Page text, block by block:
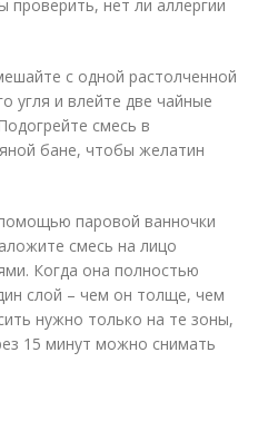
проверить, нет ли аллергии
с одной растолченной
угля и влейте две чайные
смесь в
бане, чтобы желатин
паровой ванночки
смесь на лицо
Когда она полностью
слой – чем он толще, чем
нужно только на те зоны,
15 минут можно снимать